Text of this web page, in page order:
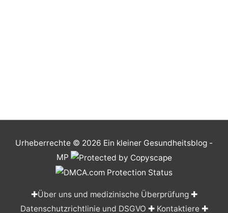
Urheberrechte © 2026 Ein kleiner Gesundheitsblog -
MP
✚Über uns und medizinische Überprüfung✚
Datenschutzrichtlinie und DSGVO ✚ Kontaktiere✚